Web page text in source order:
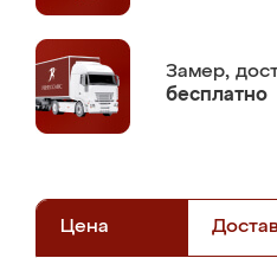
Замер,
бесплатно
Цена